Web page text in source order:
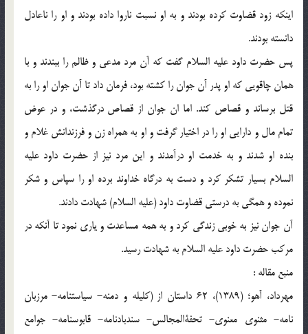
اینکه زود قضاوت کرده بودند و به او نسبت ناروا داده بودند و او را ناعادل
دانسته بودند.
پس حضرت داود علیه السلام گفت که آن مرد مدعی و ظالم را ببندند و با
همان چاقویی که او پدر آن جوان را کشته بود، فرمان داد تا آن جوان او را به
قتل برساند و قصاص کند. اما ان جوان از قصاص درگذشت، و در عوض
تمام مال و دارایی او را در اختیار گرفت و او به همراه زن و فرزندانش غلام و
بنده او شدند و به خدمت او درآمدند و این مرد نیز از حضرت داود علیه
السلام بسیار تشکر کرد و دست به درگاه خداوند برده او را سپاس و شکر
نموده و همگی به درستی قضاوت داود (علیه السلام) شهادت دادند.
آن جوان نیز به خوبی زندگی کرد و به همه مساعدت و یاری نمود تا آنکه در
مرکب حضرت داود علیه السلام به شهادت رسید.
منبع مقاله :
مهرداد، آهو؛ (1389)، 62 داستان از (کلیله و دمنه- سیاستنامه- مرزبان
نامه- مثنوی معنوی- تحفةالمجالس- سندبادنامه- قابوسنامه- جوامع